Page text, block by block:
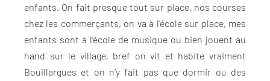
enfants. On fait presque tout sur place, nos courses
chez les commerçants, on va à l’école sur place, mes
enfants sont à l’école de musique ou bien jouent au
hand sur le village, bref on vit et habite vraiment
Bouillargues et on n’y fait pas que dormir ou des